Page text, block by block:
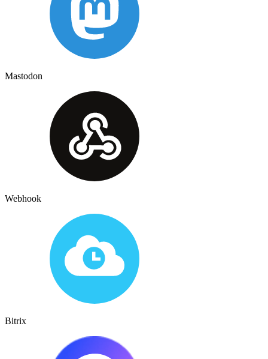
Mastodon
Webhook
Bitrix